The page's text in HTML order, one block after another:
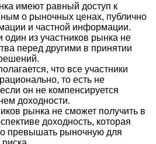
имеют равный доступ к
о рыночных ценах, публично
и частной информации.
один из участников рынка не
перед другими в принятии
что все участники
то есть не
он не компенсируется
доходности.
рынка не сможет получить в
доходность, которая
превышать рыночную для